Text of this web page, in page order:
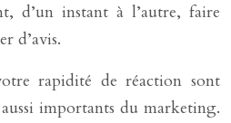
d’un instant à l’autre, faire
d’avis.
rapidité de réaction sont
importants du marketing.